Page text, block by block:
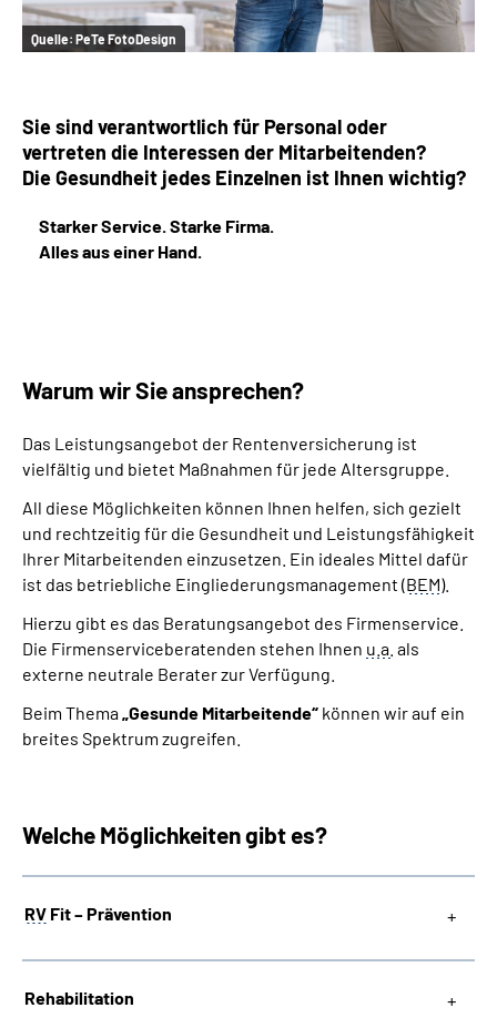
Quelle: PeTe FotoDesign
Sie sind verantwortlich für Personal oder
vertreten die Interessen der Mitarbeitenden?
Die Gesundheit jedes Einzelnen ist Ihnen wichtig?
Starker Service. Starke Firma.
Alles aus einer Hand.
Warum wir Sie ansprechen?
Das Leistungsangebot der Rentenversicherung ist
vielfältig und bietet Maßnahmen für jede Altersgruppe.
All diese Möglichkeiten können Ihnen helfen, sich gezielt
und rechtzeitig für die Gesundheit und Leistungsfähigkeit
Ihrer Mitarbeitenden einzusetzen. Ein ideales Mittel dafür
ist das betriebliche Eingliederungsmanagement (BEM).
Hierzu gibt es das Beratungsangebot des Firmenservice.
Die Firmenserviceberatenden stehen Ihnen u.a. als
externe neutrale Berater zur Verfügung.
Beim Thema„Gesunde Mitarbeitende“ können wir auf ein
breites Spektrum zugreifen.
Welche Möglichkeiten gibt es?
RV Fit – Prävention
Rehabilitation